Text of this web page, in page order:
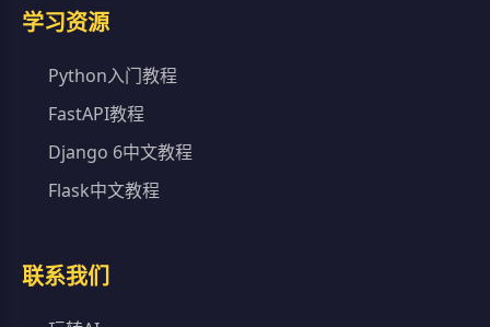
学习资源
Python入门教程
FastAPI教程
Django 6中文教程
Flask中文教程
联系我们